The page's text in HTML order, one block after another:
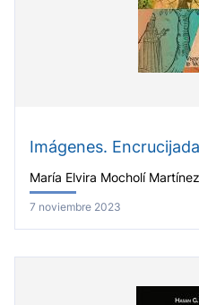
Imágenes.
María Elvira Mocholí
7 noviembre 2023